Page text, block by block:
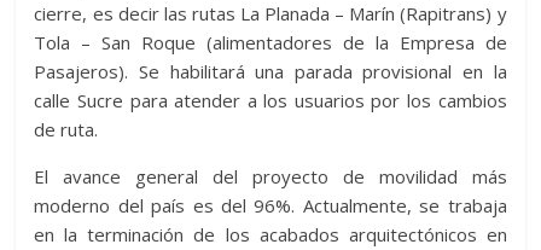
cierre, es decir las rutas La Planada – Marín (Rapitrans) y
Tola – San Roque (alimentadores de la Empresa de
Pasajeros). Se habilitará una parada provisional en la
calle Sucre para atender a los usuarios por los cambios
de ruta.
El avance general del proyecto de movilidad más
moderno del país es del 96%. Actualmente, se trabaja
en la terminación de los acabados arquitectónicos en